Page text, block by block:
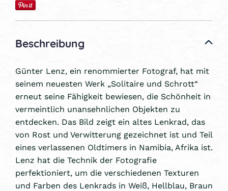
Beschreibung
Günter Lenz, ein renommierter Fotograf, hat mit
seinem neuesten Werk „Solitaire und Schrott“
erneut seine Fähigkeit bewiesen, die Schönheit in
vermeintlich unansehnlichen Objekten zu
entdecken. Das Bild zeigt ein altes Lenkrad, das
von Rost und Verwitterung gezeichnet ist und Teil
eines verlassenen Oldtimers in Namibia, Afrika ist.
Lenz hat die Technik der Fotografie
perfektioniert, um die verschiedenen Texturen
und Farben des Lenkrads in Weiß, Hellblau, Braun